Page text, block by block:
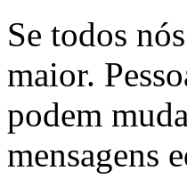
Se todos
maior.
podem
mensagens